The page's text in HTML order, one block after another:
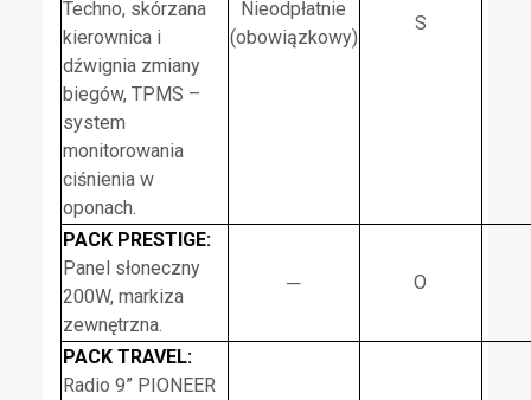
Techno, skórzana
kierownica i
dźwignia zmiany
biegów, TPMS –
system
monitorowania
ciśnienia w
oponach.
Nieodpłatnie
(obowiązkowy)
S
PACK PRESTIGE:
Panel słoneczny
200W, markiza
zewnętrzna.
─ O
PACK TRAVEL:
Radio 9” PIONEER